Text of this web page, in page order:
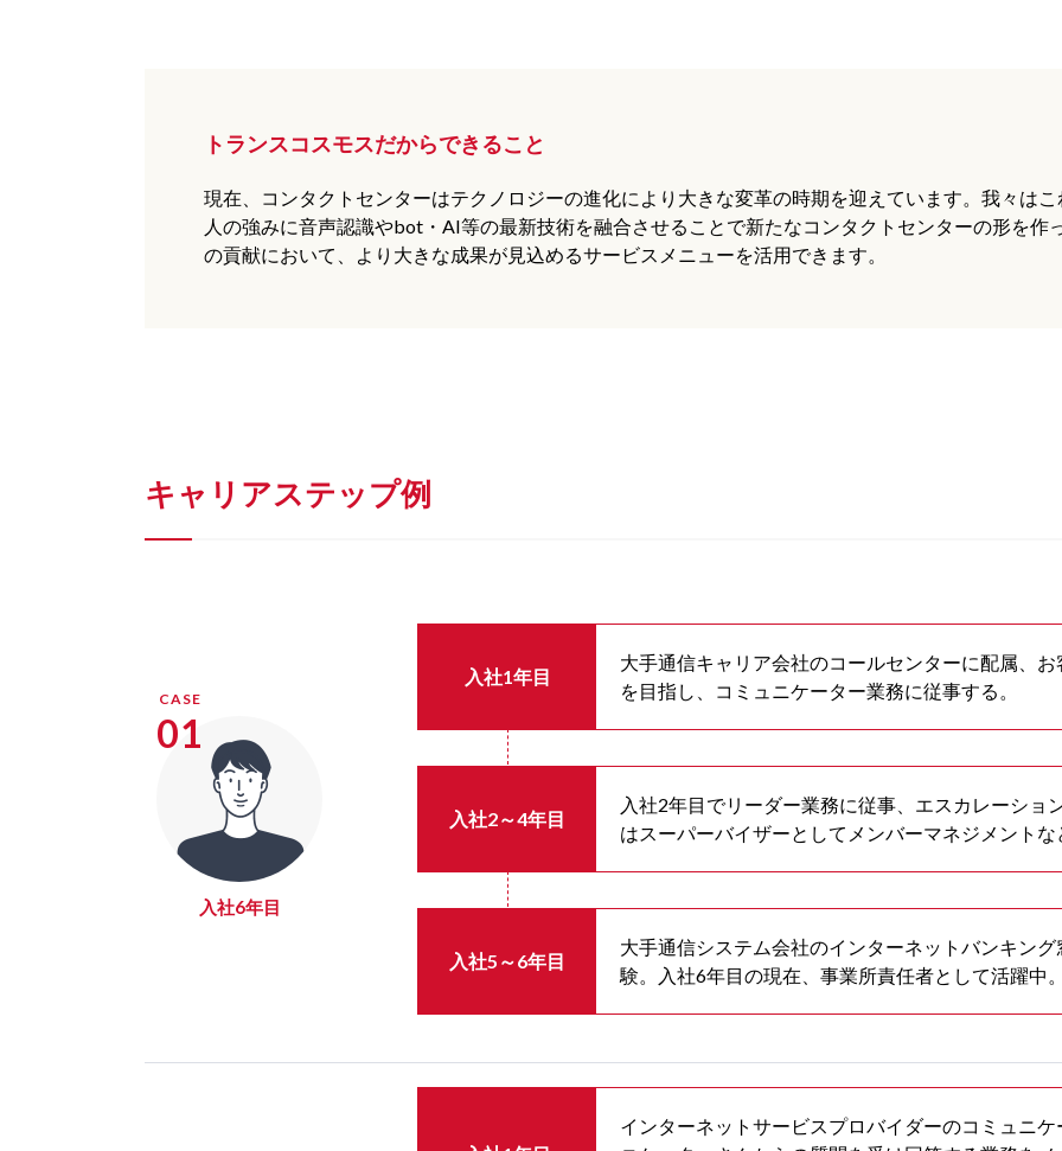
トランスコスモスだからできること
現在、コンタクトセンターはテクノロジーの進化により大きな変革の時期を迎えています。我々は
人の強みに音声認識やbot・AI等の最新技術を融合させることで新たなコンタクトセンターの形を作
の貢献において、より大きな成果が見込めるサービスメニューを活用できます。
キャリアステップ例
CASE
01
入社6年目
入社1年目
大手通信キャリア会社のコールセンターに配属、
を目指し、コミュニケーター業務に従事する。
入社2～4年目
入社2年目でリーダー業務に従事、エスカレーシ
はスーパーバイザーとしてメンバーマネジメントな
入社5～6年目
大手通信システム会社のインターネットバンキン
験。入社6年目の現在、事業所責任者として活躍中。
インターネットサービスプロバイダーのコミュニ